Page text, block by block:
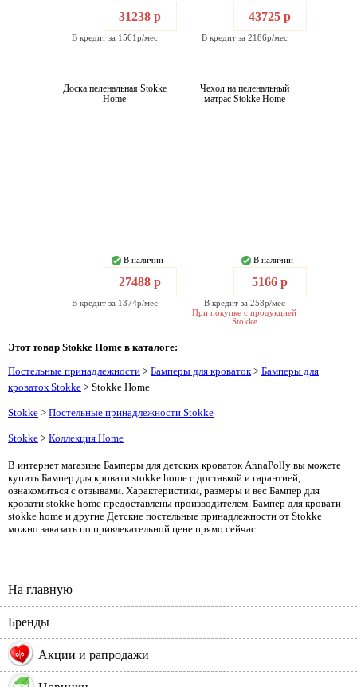
31238 р
В кредит за 1561р/мес
43725 р
В кредит за 2186р/мес
Доска пеленальная Stokke
Home
В наличии
27488 р
В кредит за 1374р/мес
Чехол на пеленальный
матрас Stokke Home
В наличии
5166 р
В кредит за 258р/мес
При покупке с продукцией
Stokke
Этот товар Stokke Home в каталоге:
Постельные принадлежности > Бамперы для кроваток> Бамперы для
кроваток Stokke > Stokke Home
Stokke > Постельные принадлежности Stokke
Stokke > Коллекция Home
В интернет магазине Бамперы для детских кроваток AnnaPolly вы можете
купить Бампер для кровати stokke home с доставкой и гарантией,
ознакомиться с отзывами. Характеристики, размеры и вес Бампер для
кровати stokke home предоставлены производителем. Бампер для кровати
stokke home и другие Детские постельные принадлежности от Stokke
можно заказать по привлекательной цене прямо сейчас.
На главную
Бренды
% Акции и рапродажи